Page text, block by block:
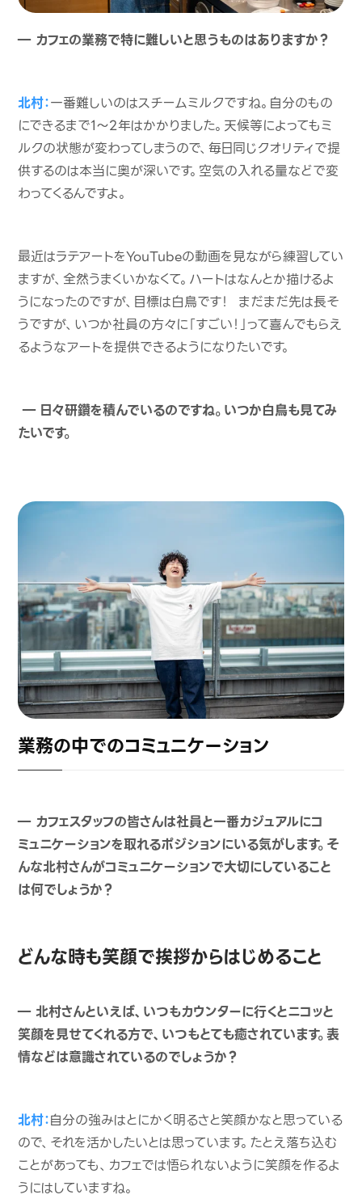
― カフェの業務で特に難しいと思うものはありますか？
北村：一番難しいのはスチームミルクですね。自分のもの
にできるまで1〜2年はかかりました。天候等によってもミ
ルクの状態が変わってしまうので、毎日同じクオリティで提
供するのは本当に奥が深いです。空気の入れる量などで変
わってくるんですよ。
最近はラテアートをYouTubeの動画を見ながら練習してい
ますが、全然うまくいかなくて。ハートはなんとか描けるよ
うになったのですが、目標は白鳥です！ まだまだ先は長そ
うですが、いつか社員の方々に「すごい！」って喜んでもらえ
るようなアートを提供できるようになりたいです。
― 日々研鑽を積んでいるのですね。いつか白鳥も見てみ
たいです。
業務の中でのコミュニケーション
― カフェスタッフの皆さんは社員と一番カジュアルにコ
ミュニケーションを取れるポジションにいる気がします。そ
んな北村さんがコミュニケーションで大切にしていること
は何でしょうか？
どんな時も笑顔で挨拶からはじめること
― 北村さんといえば、いつもカウンターに行くとニコッと
笑顔を見せてくれる方で、いつもとても癒されています。表
情などは意識されているのでしょうか？
北村：自分の強みはとにかく明るさと笑顔かなと思っている
ので、それを活かしたいとは思っています。たとえ落ち込む
ことがあっても、カフェでは悟られないように笑顔を作るよ
うにはしていますね。